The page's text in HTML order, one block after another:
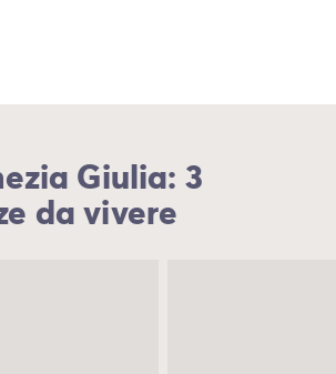
Giulia: 3
da vivere